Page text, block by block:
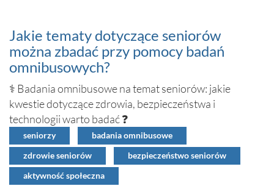
Jakie tematy dotyczące seniorów
można zbadać przy pomocy badań
omnibusowych?
⚕️ Badania omnibusowe na temat seniorów: jakie
kwestie dotyczące zdrowia, bezpieczeństwa i
technologii warto badać ❓
seniorzy badania omnibusowe
zdrowie seniorów bezpieczeństwo seniorów
aktywność społeczna